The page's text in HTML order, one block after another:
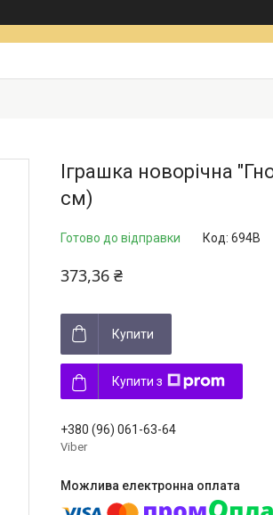
Іграшка новорічна
см)
Готово до відправки Код: 694B
373,36 ₴
Купити
Купити з
+380 (96) 061-63-64
Viber